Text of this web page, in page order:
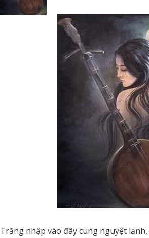
Trăng nhập vào đây cung nguyệt lạnh,